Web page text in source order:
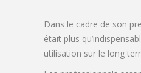
Dans le cadre de son
était plus
utilisation sur le long